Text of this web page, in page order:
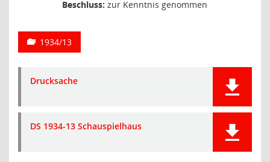
Beschluss: zur Kenntnis genommen
1934/13
Drucksache
DS 1934-13 Schauspielhaus